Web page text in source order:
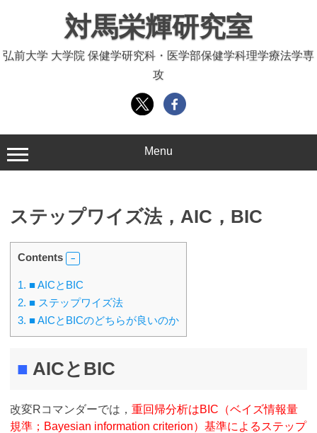
ン
プ
対馬栄輝研究室
弘前大学 大学院 保健学研究科・医学部保健学科理学療法学専
攻
Menu
ステップワイズ法，AIC，BIC
Contents
1. ■ AICとBIC
2. ■ ステップワイズ法
3. ■ AICとBICのどちらが良いのか
■ AICとBIC
改変Rコマンダーでは， 重回帰分析はBIC（ベイズ情報量
規準；Bayesian information criterion）基準によるステップ